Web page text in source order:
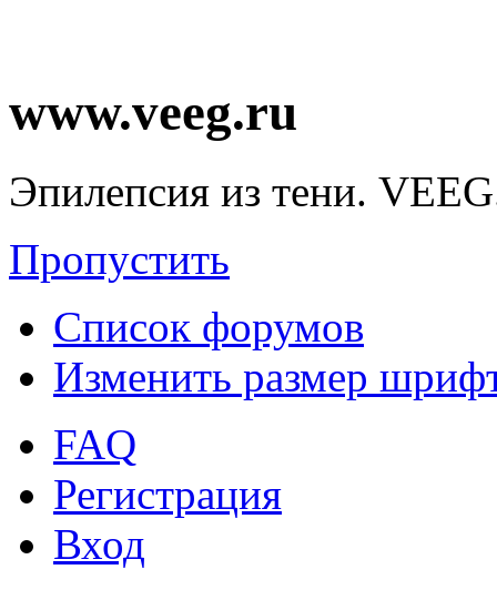
www.veeg.ru
Эпилепсия из тени.
Пропустить
Список форумов
Изменить размер
FAQ
Регистрация
Вход